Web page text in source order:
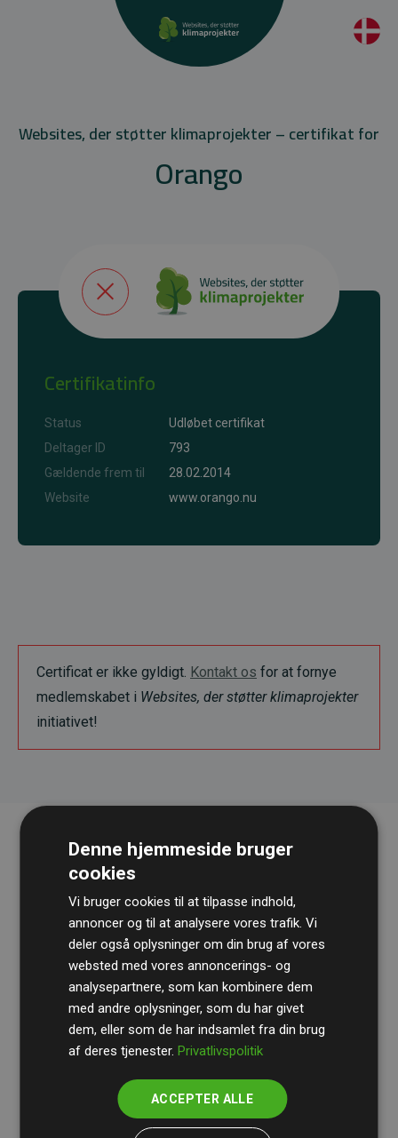
Websites, der støtter klimaprojekter – certifikat for
Orango
Certifikatinfo
Status
Udløbet certifikat
Deltager ID
793
Gældende frem til
28.02.2014
Website
www.orango.nu
Certificat er ikke gyldigt. Kontakt os for at fornye
medlemskabet i Websites, der støtter klimaprojekter
initiativet!
RevisionshusetBDOgennemgår løbende vores
beregninger og metode for at sikre gennemsigtighed
og pålidelighed.
Deres revision dokumenterer, at vores investeringer i
medlemmernes websites estimerede CO₂-
Denne hjemmeside bruger
cookies
Vi bruger cookies til at tilpasse indhold,
annoncer og til at analysere vores trafik. Vi
deler også oplysninger om din brug af vores
websted med vores annoncerings- og
analysepartnere, som kan kombinere dem
med andre oplysninger, som du har givet
dem, eller som de har indsamlet fra din brug
af deres tjenester.Privatlivspolitik
ACCEPTER ALLE